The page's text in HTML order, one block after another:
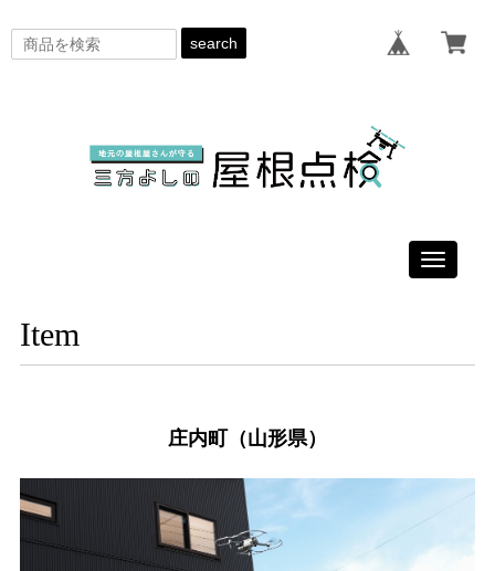
search
Toggle
Item
庄内町（山形県）